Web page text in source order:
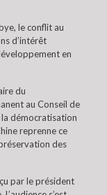
le conflit au
d’intérêt
en
du
au Conseil de
la démocratisation
reprenne ce
des
par le président